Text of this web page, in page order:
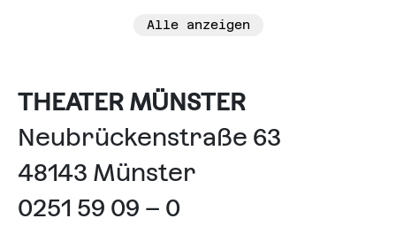
Alle anzeigen
THEATER MÜNSTER
Neubrückenstraße 63
48143 Münster
0251 59 09 – 0